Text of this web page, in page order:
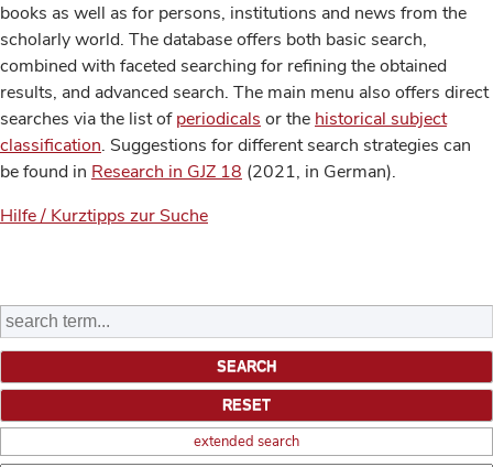
books as well as for persons, institutions and news from the
scholarly world. The database offers both basic search,
combined with faceted searching for refining the obtained
results, and advanced search. The main menu also offers direct
searches via the list ofperiodicals or the historical subject
classification. Suggestions for different search strategies can
be found in Research in GJZ 18 (2021, in German).
Hilfe / Kurztipps zur Suche
extended search